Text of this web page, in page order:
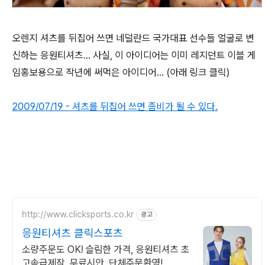
오렌지 셔츠를 뒤집어 쓰면 네덜란드 국가대표 선수들 얼굴로 변
신하는 응원티셔츠... 사실, 이 아이디어는 이미 레지던트 이블 게
임홍보용으로 작년에 써먹은 아이디어... (아래 링크 클릭)
2009/07/19 - 셔츠를 뒤집어 쓰면 좀비가 될 수 있다.
http://www.clicksports.co.kr 광고
응원티셔츠 클릭스포츠
소량주문도 OK! 슬림한 가격, 응원티셔츠 초